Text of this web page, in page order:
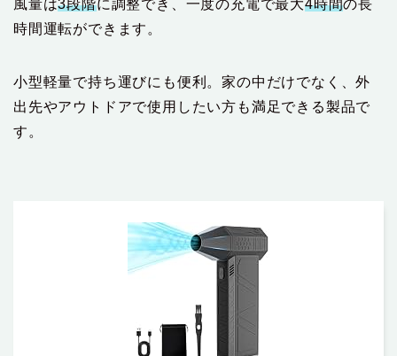
風量は3段階に調整でき、一度の充電で最大4時間の長
時間運転ができます。
小型軽量で持ち運びにも便利。家の中だけでなく、外
出先やアウトドアで使用したい方も満足できる製品で
す。